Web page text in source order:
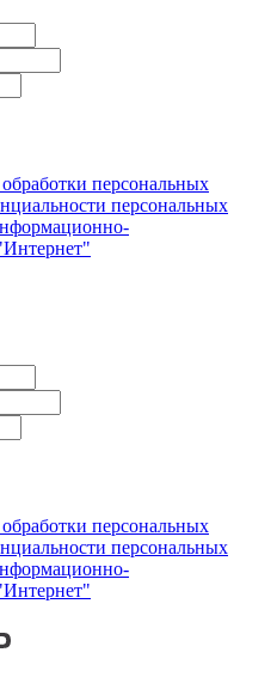
персональных
персональных
персональных
персональных